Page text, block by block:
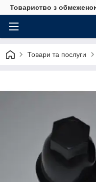
Товариство з
Товари та послуги